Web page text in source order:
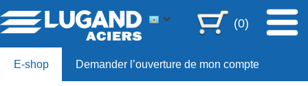
(0)
E-shop Demander l’ouverture de mon compte